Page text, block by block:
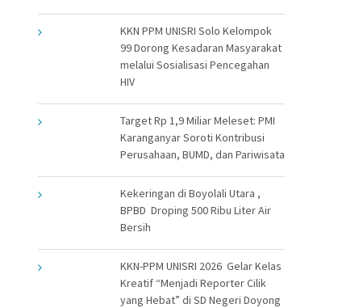
KKN PPM UNISRI Solo Kelompok
99 Dorong Kesadaran Masyarakat
melalui Sosialisasi Pencegahan
HIV
Target Rp 1,9 Miliar Meleset: PMI
Karanganyar Soroti Kontribusi
Perusahaan, BUMD, dan Pariwisata
Kekeringan di Boyolali Utara ,
BPBD Droping 500 Ribu Liter Air
Bersih
KKN-PPM UNISRI 2026 Gelar Kelas
Kreatif “Menjadi Reporter Cilik
yang Hebat” di SD Negeri Doyong